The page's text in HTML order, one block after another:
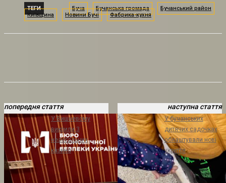
ТЕГИ Буча Бучанська громада
Бучанський район
Київщина
Новини Бучі Фабрика-кухня
попередня стаття
У Вишневому
викрили 3
нелегальних
казино
наступна стаття
У бучанських
дитячих садочках
облаштували нові
укриття